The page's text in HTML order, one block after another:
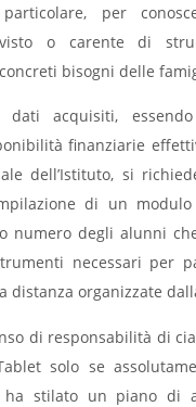
per
o carente di
bisogni delle
acquisiti,
finanziarie
dell’Istituto, si
di un
numero degli alunni
necessari per
distanza organizzate
di responsabilità di
solo se
ha stilato un piano di